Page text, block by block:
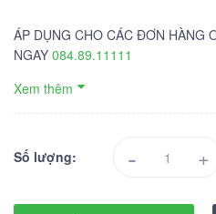
ÁP DỤNG CHO CÁC ĐƠN HÀNG
NGAY 084.89.11111
Xem thêm
Số lượng: - +